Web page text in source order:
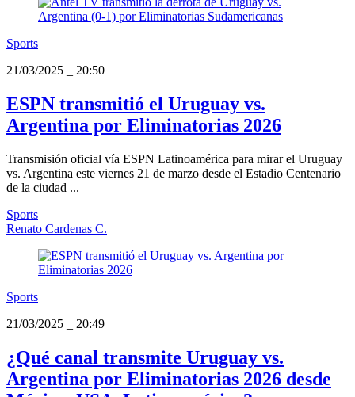
Sports
21/03/2025
20:50
ESPN transmitió el Uruguay vs.
Argentina por Eliminatorias 2026
Transmisión oficial vía ESPN Latinoamérica para mirar el Uruguay
vs. Argentina este viernes 21 de marzo desde el Estadio Centenario
de la ciudad ...
Sports
Renato Cardenas C.
Sports
21/03/2025
20:49
¿Qué canal transmite Uruguay vs.
Argentina por Eliminatorias 2026 desde